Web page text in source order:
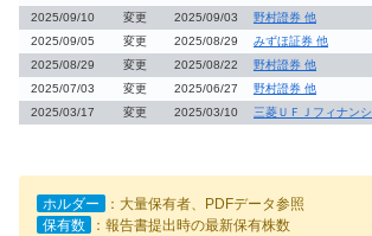
2025/09/10
変更 2025/09/03
野村證券 他
2025/09/05
変更 2025/08/29
みずほ証券 他
2025/08/29
変更 2025/08/22
野村證券 他
2025/07/03
変更 2025/06/27
野村證券 他
2025/03/17
変更 2025/03/10 三菱ＵＦＪフィナン
ホルダー
：大量保有者、PDFデータ参照
保有数
：報告書提出時の最新保有株数